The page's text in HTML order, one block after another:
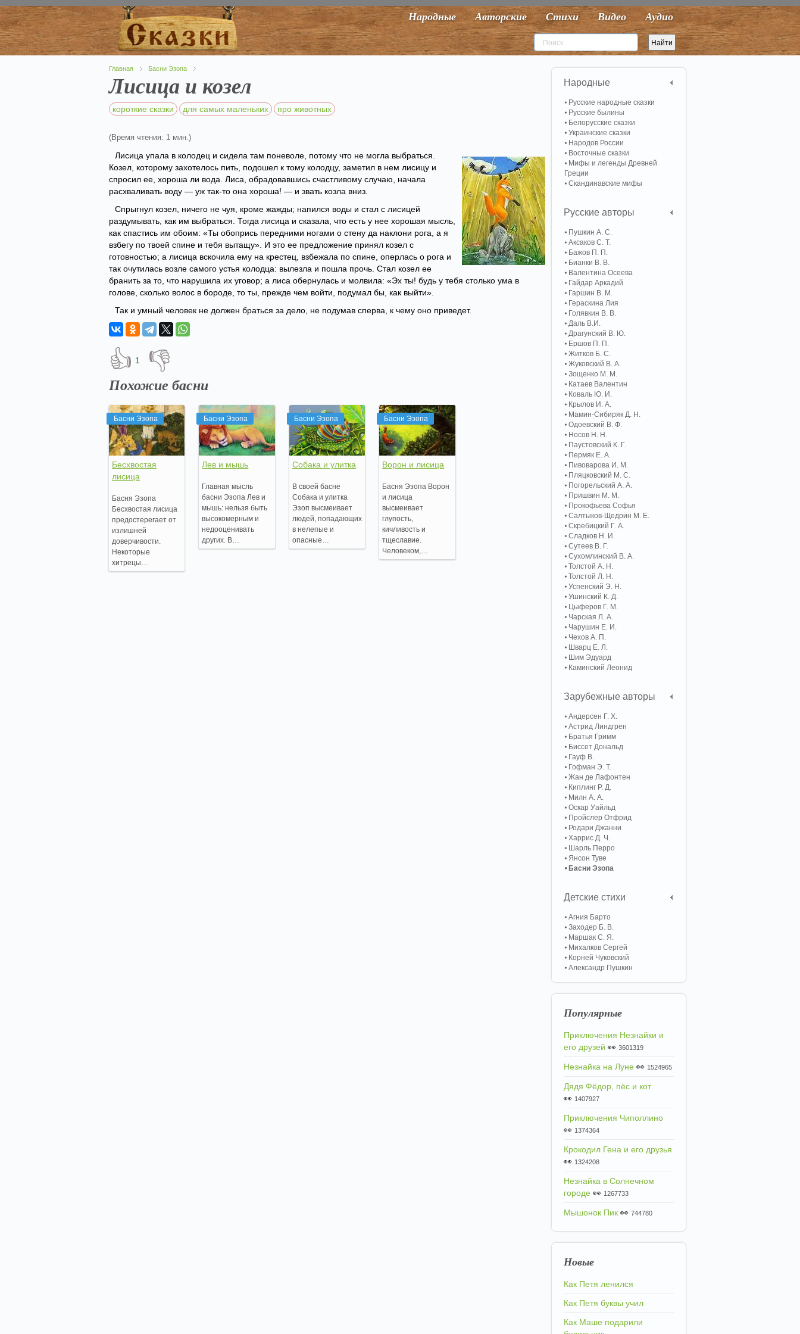
Народные Авторские Стихи Видео Аудио
Главная Басни Эзопа
Лисица и козел
короткие сказки для самых маленьких про животных
(Время чтения: 1 мин.)
Лисица упала в колодец и сидела там поневоле, потому что не могла выбраться.
Козел, которому захотелось пить, подошел к тому колодцу, заметил в нем лисицу и
спросил ее, хороша ли вода. Лиса, обрадовавшись счастливому случаю, начала
расхваливать воду — уж так-то она хороша! — и звать козла вниз.
Спрыгнул козел, ничего не чуя, кроме жажды; напился воды и стал с лисицей
раздумывать, как им выбраться. Тогда лисица и сказала, что есть у нее хорошая мысль,
как спастись им обоим: «Ты обопрись передними ногами о стену да наклони рога, а я
взбегу по твоей спине и тебя вытащу». И это ее предложение принял козел с
готовностью; а лисица вскочила ему на крестец, взбежала по спине, оперлась о рога и
так очутилась возле самого устья колодца: вылезла и пошла прочь. Стал козел ее
бранить за то, что нарушила их уговор; а лиса обернулась и молвила: «Эх ты! будь у тебя столько ума в
голове, сколько волос в бороде, то ты, прежде чем войти, подумал бы, как выйти».
Так и умный человек не должен браться за дело, не подумав сперва, к чему оно приведет.
👍 1 👎
Похожие басни
Басни Эзопа
Бесхвостая
лисица
Басня Эзопа
Бесхвостая лисица
предостерегает от
излишней
доверчивости.
Некоторые
хитрецы…
Басни Эзопа
Лев и мышь
Главная мысль
басни Эзопа Лев и
мышь: нельзя быть
высокомерным и
недооценивать
других. В…
Басни Эзопа
Собака и улитка
В своей басне
Собака и улитка
Эзоп высмеивает
людей, попадающих
в нелепые и
опасные…
Басни Эзопа
Ворон и лисица
Басня Эзопа Ворон
и лисица
высмеивает
глупость,
кичливость и
тщеславие.
Человеком,…
Народные
Русские народные сказки
Русские былины
Белорусские сказки
Украинские сказки
Народов России
Восточные сказки
Мифы и легенды Древней
Греции
Скандинавские мифы
Русские авторы
Пушкин А. С.
Аксаков С. Т.
Бажов П. П.
Бианки В. В.
Валентина Осеева
Гайдар Аркадий
Гаршин В. М.
Гераскина Лия
Голявкин В. В.
Даль В.И.
Драгунский В. Ю.
Ершов П. П.
Житков Б. С.
Жуковский В. А.
Зощенко М. М.
Катаев Валентин
Коваль Ю. И.
Крылов И. А.
Мамин-Сибиряк Д. Н.
Одоевский В. Ф.
Носов Н. Н.
Паустовский К. Г.
Пермяк Е. А.
Пивоварова И. М.
Пляцковский М. С.
Погорельский А. A.
Пришвин М. М.
Прокофьева Софья
Салтыков-Щедрин М. Е.
Скребицкий Г. А.
Сладков Н. И.
Сутеев В. Г.
Сухомлинский В. А.
Толстой А. Н.
Толстой Л. Н.
Успенский Э. Н.
Ушинский К. Д.
Цыферов Г. М.
Чарская Л. А.
Чарушин Е. И.
Чехов А. П.
Шварц Е. Л.
Шим Эдуард
Каминский Леонид
Зарубежные авторы
Андерсен Г. Х.
Астрид Линдгрен
Братья Гримм
Биссет Дональд
Гауф В.
Гофман Э. Т.
Жан де Лафонтен
Киплинг Р. Д.
Милн А. А.
Оскар Уайльд
Пройслер Отфрид
Родари Джанни
Харрис Д. Ч.
Шарль Перро
Янсон Туве
Басни Эзопа
Детские стихи
Агния Барто
Заходер Б. В.
Маршак С. Я.
Михалков Сергей
Корней Чуковский
Александр Пушкин
Популярные
Приключения Незнайки и
его друзей 👀 3601319
Незнайка на Луне 👀 1524965
Дядя Фёдор, пёс и кот
👀 1407927
Приключения Чиполлино
👀 1374364
Крокодил Гена и его друзья
👀 1324208
Незнайка в Солнечном
городе 👀 1267733
Мышонок Пик 👀 744780
Новые
Как Петя ленился
Как Петя буквы учил
Как Маше подарили